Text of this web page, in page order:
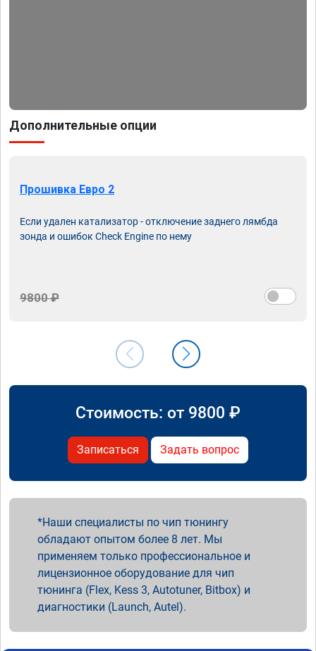
Дополнительные опции
Прошивка Евро 2
Если удален катализатор - отключение заднего лямбда
зонда и ошибок Check Engine по нему
9800 ₽
Стоимость: от 9800 ₽
Записаться Задать вопрос
Наши специалисты по чип тюнингу
обладают опытом более 8 лет. Мы
применяем только профессиональное и
лицензионное оборудование для чип
тюнинга (Flex, Kess 3, Autotuner, Bitbox) и
диагностики (Launch, Autel).